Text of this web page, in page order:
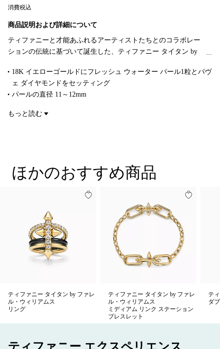
消費税込
商品説明および詳細について
ティファニーと才能あふれるアーティストたちとのコラボレー
ションの伝統に基づいて誕生した、ティファニー タイタン by
ョンです。これらのデザインは、ギリシャ神話の海神ポセイド
ンが持つトライデント（三叉槍）に着想を得ています。18K ゴ
ールドで作り上げられた鋭い槍形のモチーフがラージ サイズの
18K イエローゴールドにフレッシュ ウォーター パール1粒とパヴ
ェ ダイヤモンドをセッティング
パールの直径 11～12mm
商品番号:73582377
もっと読む
ほかのおすすめ商品
ティファニー タイタン by ファレ
ル・ウィリアムス
リング
ティファニー タイタン by ファレ
ル・ウィリアムス
ミディアム リンク ステーション
ブレスレット
テ
ダ
ティファニー エクスペリエンス